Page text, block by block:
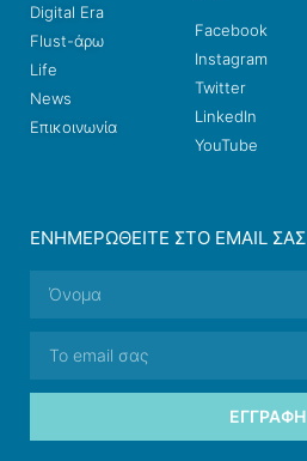
Digital Era
Flust-άρω
Life
News
Επικοινωνία
Facebook
Instagram
Twitter
LinkedIn
YouTube
ΕΝΗΜΕΡΩΘΕΊΤΕ ΣΤΟ EMAIL ΣΑΣ
ΕΓΓΡΑΦΉ